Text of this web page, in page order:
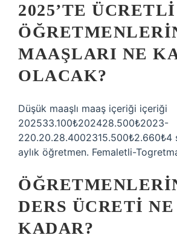
2025’TE ÜCRETLI
MAAŞLARI NE
OLACAK?
Düşük maaşlı maaş içeriği içeriği
202533.100₺202428.500₺2023-
220.20.28.4002315.500₺2.660₺4
aylık öğretmen. Femaletli-
DERS ÜCRETI NE
KADAR?